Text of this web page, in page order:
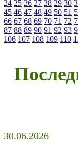
24 25 26 27 28 29 30
45 46 47 48 49 50 51
66 67 68 69 70 71 72
87 88 89 90 91 92 93
106 107 108 109 110
30.06.2026